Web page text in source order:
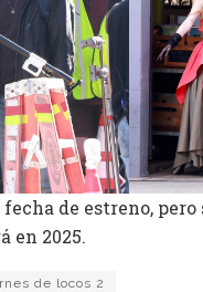
de estreno, pero
en 2025.
de locos 2